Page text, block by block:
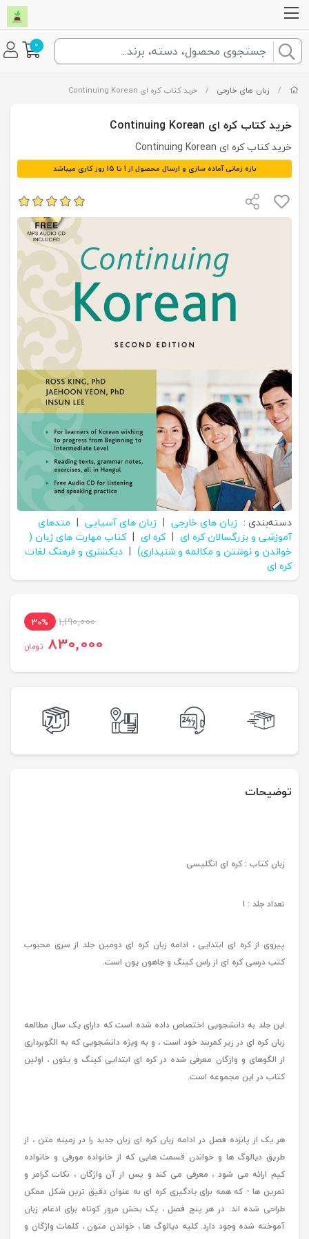
0
/ زبان های خارجی / خرید کتاب کره ای Continuing Korean
خرید کتاب کره ای Continuing Korean
خرید کتاب کره ای Continuing Korean
بازه زمانی آماده سازی و ارسال محصول از 1 تا 15 روز کاری میباشد
دسته‌بندی : زبان های خارجی | زبان های آسیایی | متدهای
آموزشی و بزرگسالان کره ای | کره ای | کتاب مهارت های زبان (
خواندن و نوشتن و مکالمه و شنیداری) | دیکشنری و فرهنگ لغات
کره ای
1,190,000
30%
830,000 تومان
توضیحات
زبان کتاب : کره ای انگلیسی
تعداد جلد : 1
پیروی از کره ای ابتدایی ، ادامه زبان کره ای دومین جلد از سری محبوب
کتب درسی کره ای از راس کینگ و جاهون یون است.
این جلد به دانشجویی اختصاص داده شده است که دارای یک سال مطالعه
زبان کره ای در زیر کمربند خود است ، و به ویژه دانشجویی که به الگوبرداری
از الگوهای و واژگان معرفی شده در کره ای ابتدایی کینگ و یئون ، اولین
کتاب در این مجموعه است.
هر یک از پانزده فصل در ادامه زبان کره ای زبان جدید را در زمینه متن ، از
طریق دیالوگ ها و خواندن قسمت هایی که از خانواده مورفی و خانواده
کیم ارائه می شود ، معرفی می کند و پس از آن واژگان ، نکات گرامر و
تمرین ها - که همه برای یادگیری کره ای به عنوان دقیق ترین شکل ممکن
طراحی شده اند. در هر پنج فصل ، یک بخش مرور کوتاه برای ادغام زبان
آموخته شده وجود دارد. کلیه دیالوگ ها ، خواندن متون ، کلمات واژگان و